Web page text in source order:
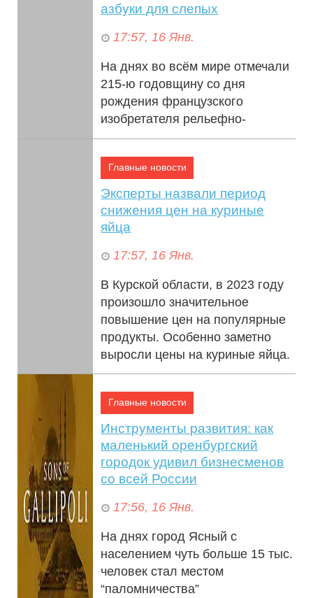
азбуки для слепых
17:57, 16 Янв.
На днях во всём мире отмечали
215-ю годовщину со дня
рождения французского
изобретателя рельефно-
точечного шрифта Луи Брайля.
Сейчас, эту методику пи...
Главные новости
Эксперты назвали период
снижения цен на куриные
яйца
17:57, 16 Янв.
В Курской области, в 2023 году
произошло значительное
повышение цен на популярные
продукты. Особенно заметно
выросли цены на куриные яйца.
По всей Ро...
Главные новости
Инструменты развития: как
маленький оренбургский
городок удивил бизнесменов
со всей России
17:56, 16 Янв.
На днях город Ясный с
населением чуть больше 15 тыс.
человек стал местом
“паломничества”